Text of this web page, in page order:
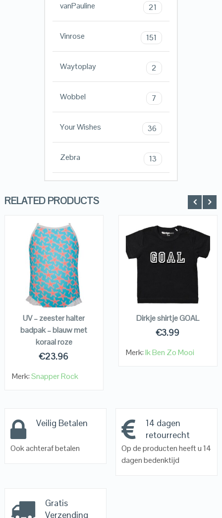
vanPauline 21
Vinrose 151
Waytoplay 2
Wobbel 7
Your Wishes 36
Zebra 13
RELATED PRODUCTS
QUICK LOOK
VIEW DETAILS
KOPEN
UV – zeester halter
badpak – blauw met
koraal roze
€23.96
Merk:Snapper Rock
QUICK LOOK
Dirkje shirtje GOAL
€3.99
Merk:Ik Ben Zo Mooi
Veilig Betalen
Ook achteraf betalen
14 dagen
retourrecht
Op de producten heeft u 14
dagen bedenktijd
Gratis
Verzending